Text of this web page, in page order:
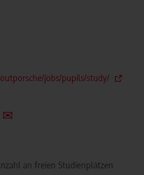
jobs/pupils/study/
an freien Studienplätzen